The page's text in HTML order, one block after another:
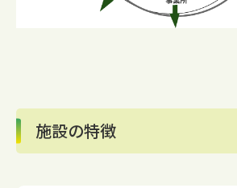
施設の特徴